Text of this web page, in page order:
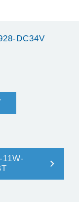
DC34V
11W-